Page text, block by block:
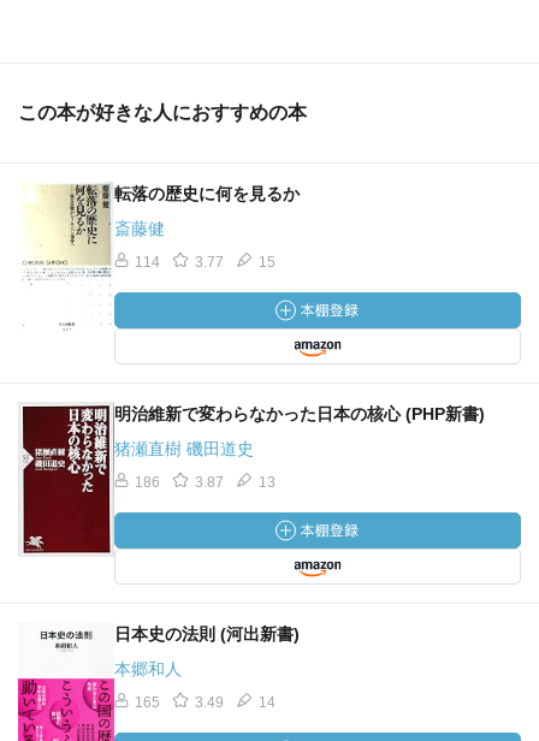
この本が好きな人におすすめの本
転落の歴史に何を見るか
斎藤健
114 3.77 15
明治維新で変わらなかった日本の核心 (PHP新書)
猪瀬直樹 磯田道史
186 3.87 13
日本史の法則 (河出新書)
本郷和人
165 3.49 14